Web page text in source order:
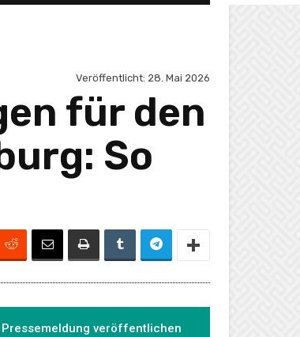
Veröffentlicht: 28. Mai 2026
für den
So
Pressemeldung veröffentlichen